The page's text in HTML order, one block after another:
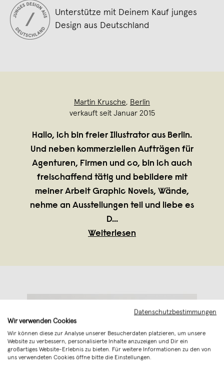
Unterstütze mit Deinem Kauf junges
Design aus Deutschland
Martin Krusche, Berlin
verkauft seit Januar 2015
Hallo, ich bin freier Illustrator aus Berlin.
Und neben kommerziellen Aufträgen für
Agenturen, Firmen und co, bin ich auch
freischaffend tätig und bebildere mit
meiner Arbeit Graphic Novels, Wände,
nehme an Ausstellungen teil und liebe es
D...
Weiterlesen
Datenschutzbestimmungen
Wir verwenden Cookies
Wir können diese zur Analyse unserer Besucherdaten platzieren, um unsere
Website zu verbessern, personalisierte Inhalte anzuzeigen und Dir ein
großartiges Website-Erlebnis zu bieten. Für weitere Informationen zu den von
uns verwendeten Cookies öffne bitte die Einstellungen.